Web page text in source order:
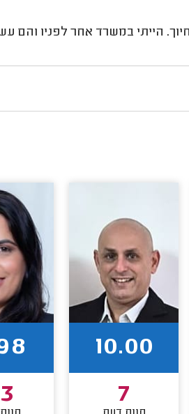
עם חיוך. הייתי במשרד אחר לפניו והם
10.00
7